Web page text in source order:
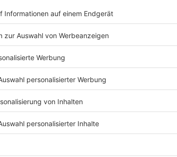
Brutto = 22,63
Brutto =
30.000 Euro Brutto =
14,13
Brutto =
Brutto = 10,72
Brutto =
9,84
Brutto = 8,91
Brutto =
=
suchtkrank
Atlas wie folgt unterschieden.